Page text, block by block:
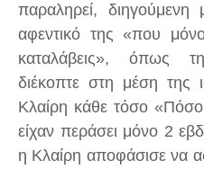
παραληρεί, διηγούμενη
αφεντικό της «που
καταλάβεις», όπως
διέκοπτε στη μέση της
Κλαίρη κάθε τόσο
είχαν περάσει μόνο 2
η Κλαίρη αποφάσισε να